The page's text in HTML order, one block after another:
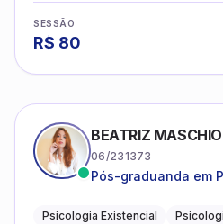
SESSÃO
R$ 80
BEATRIZ MASCHIO
06/231373
Pós-graduanda em
da Saúde.
Psicologia Existencial